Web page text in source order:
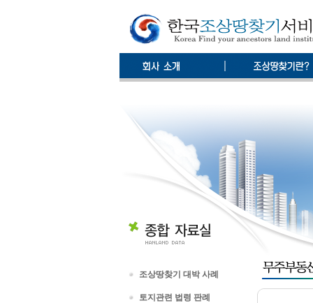
조상땅찾기 대박 사례
토지관련 법령 판례